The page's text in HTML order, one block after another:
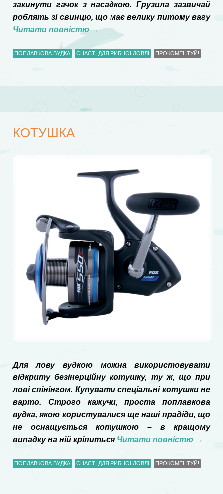
закинути гачок з насадкою. Грузила зазвичай
роблять зі свинцю, що має велику питому вагу
Читати повністю→
ПОПЛАВКОВА ВУДКА СНАСТІ ДЛЯ РИБНОЇ ЛОВЛІ ПРОКОМЕНТУЙ!
КОТУШКА
Для лову вудкою можна використовувати
відкриту безінерційну котушку, ту ж, що при
лові спінінгом. Купувати спеціальні котушки не
варто. Строго кажучи, проста поплавкова
вудка, якою користувалися ще наші прадіди, що
не оснащується котушкою – в кращому
випадку на ній кріпиться Читати повністю →
ПОПЛАВКОВА ВУДКА СНАСТІ ДЛЯ РИБНОЇ ЛОВЛІ ПРОКОМЕНТУЙ!